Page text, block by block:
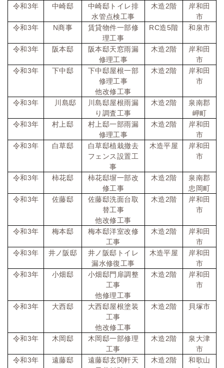
令和3年 中崎邸
中崎邸トイレ排
水管点検工事
木造2階
岸和田
市
令和3年 N商事
賃貸物件一部修
理工事
RC造5階 和泉市
令和3年 阪本邸
阪本邸天窓雨漏
修理工事
木造2階
岸和田
市
令和3年 下中邸
下中邸屋根一部
修理工事
他改修工事
木造2階
岸和田
市
令和3年 川島邸
川島邸屋根雨漏
り調査工事
木造2階
泉南郡
岬町
令和3年 村上邸
村上邸一部雨漏
修理工事
木造2階
岸和田
市
令和3年 白草邸
白草邸植栽撤去
フェンス設置工
事
木造平屋
岸和田
市
令和3年 柿花邸
柿花邸塀一部改
修工事
木造2階
泉南郡
忠岡町
令和3年 佐藤邸
佐藤邸洗面台取
替工事
他改修工事
木造2階
岸和田
市
令和3年 梅本邸
梅本邸洋室改修
工事
木造2階
岸和田
市
令和3年 井ノ阪邸
井ノ阪邸トイレ
漏水修復工事
木造平屋
岸和田
市
令和3年 小畑邸
小畑邸門扉調整
工事
他修理工事
木造2階
岸和田
市
令和3年 大西邸
大西邸屋根塗装
工事
他改修工事
木造2階 貝塚市
令和3年 木岡邸
木岡邸一部修理
工事
木造2階
泉大津
市
令和3年 遠藤邸
遠藤邸玄関軒天
木造2階
和歌山